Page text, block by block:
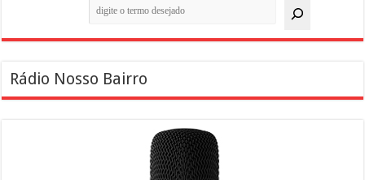
Rádio Nosso Bairro